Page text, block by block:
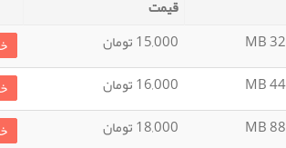
قیمت
15,000 تومان
16,000 تومان
18,000 تومان